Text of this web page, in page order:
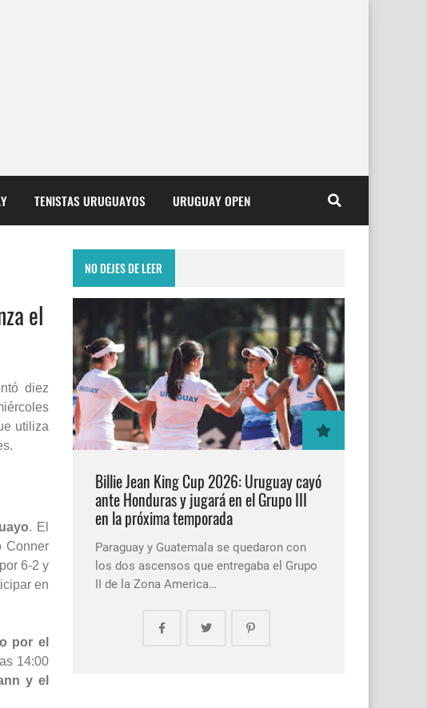
TENISTAS URUGUAYOS URUGUAY OPEN
el
diez
utiliza
. El
Conner
6-2 y
en
por el
14:00
y el
NO DEJES DE LEER
Billie Jean King Cup 2026: Uruguay cayó
ante Honduras y jugará en el Grupo III
en la próxima temporada
Paraguay y Guatemala se quedaron con
los dos ascensos que entregaba el Grupo
II de la Zona America…